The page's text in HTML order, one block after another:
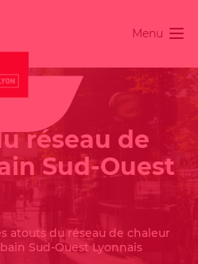
Menu
réseau de
Sud-Ouest
atouts du réseau de chaleur
Sud-Ouest Lyonnais